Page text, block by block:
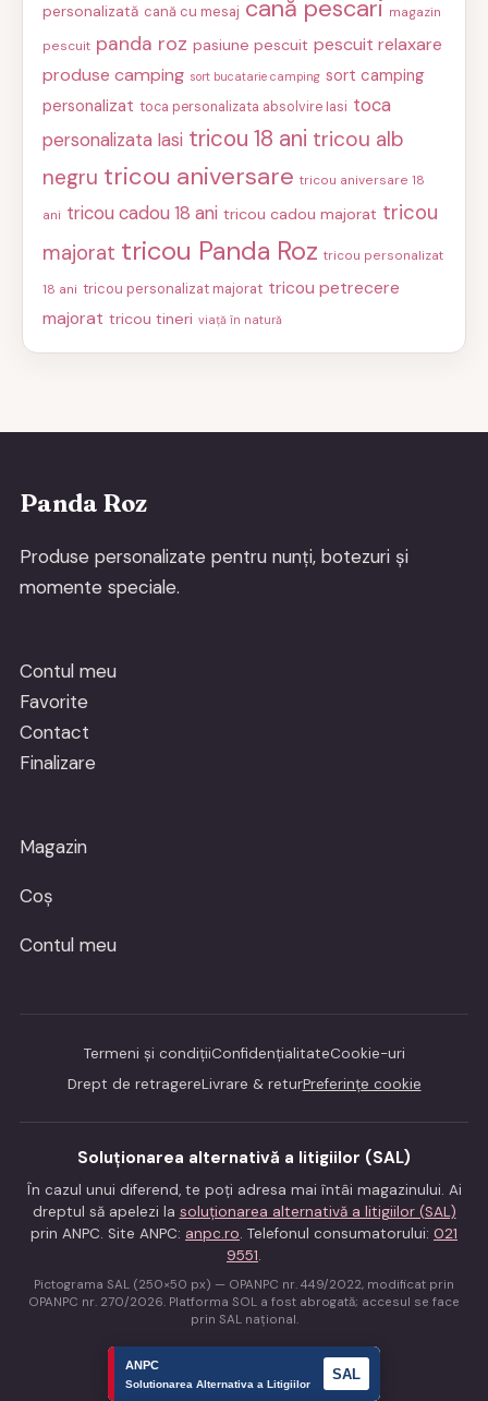
personalizată cană cu mesaj cană pescari magazin
pescuit panda roz pasiune pescuit pescuit relaxare
produse camping sort bucatarie camping sort camping
personalizat toca personalizata absolvire Iasi toca
personalizata Iasi tricou 18 ani tricou alb
negru tricou aniversare tricou aniversare 18
ani tricou cadou 18 ani tricou cadou majorat tricou
majorat tricou Panda Roz tricou personalizat
18 ani tricou personalizat majorat tricou petrecere
majorat tricou tineri viață în natură
Panda Roz
Produse personalizate pentru nunți, botezuri și
momente speciale.
Contul meu
Favorite
Contact
Finalizare
Magazin
Coș
Contul meu
Termeni și condițiiConfidențialitateCookie-uri
Drept de retragereLivrare & returPreferințe cookie
Soluționarea alternativă a litigiilor (SAL)
În cazul unui diferend, te poți adresa mai întâi magazinului. Ai
dreptul să apelezi la soluționarea alternativă a litigiilor (SAL)
prin ANPC. Site ANPC: anpc.ro. Telefonul consumatorului: 021
9551.
Pictograma SAL (250×50 px) — OPANPC nr. 449/2022, modificat prin
OPANPC nr. 270/2026. Platforma SOL a fost abrogată; accesul se face
prin SAL național.